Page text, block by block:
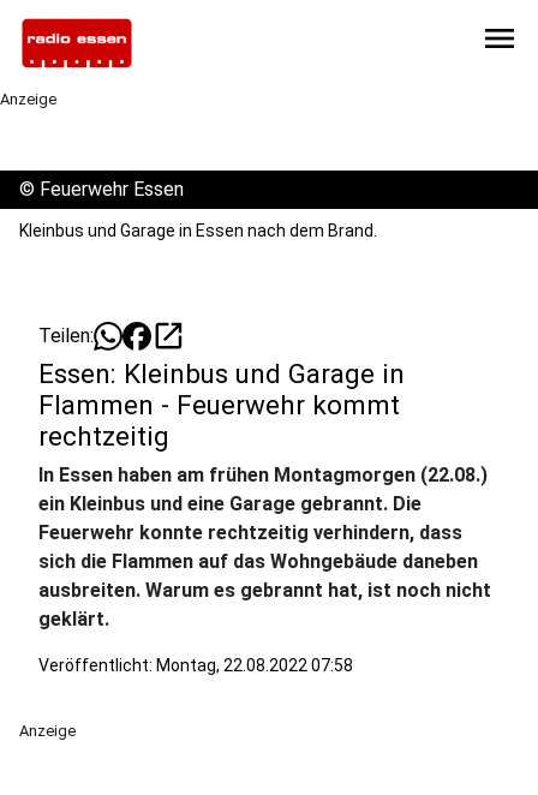
menu
Anzeige
© Feuerwehr Essen
Kleinbus und Garage in Essen nach dem Brand.
Teilen: open_in_new
Essen: Kleinbus und Garage in
Flammen - Feuerwehr kommt
rechtzeitig
In Essen haben am frühen Montagmorgen (22.08.)
ein Kleinbus und eine Garage gebrannt. Die
Feuerwehr konnte rechtzeitig verhindern, dass
sich die Flammen auf das Wohngebäude daneben
ausbreiten. Warum es gebrannt hat, ist noch nicht
geklärt.
Veröffentlicht: Montag, 22.08.2022 07:58
Anzeige